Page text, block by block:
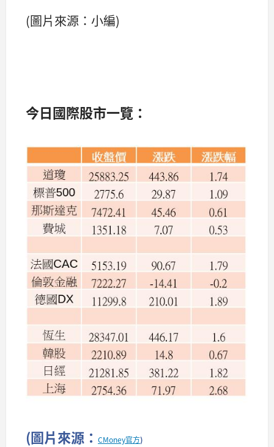
(圖片來源：小編)
今日國際股市一覽：
(圖片來源： CMoney官方)